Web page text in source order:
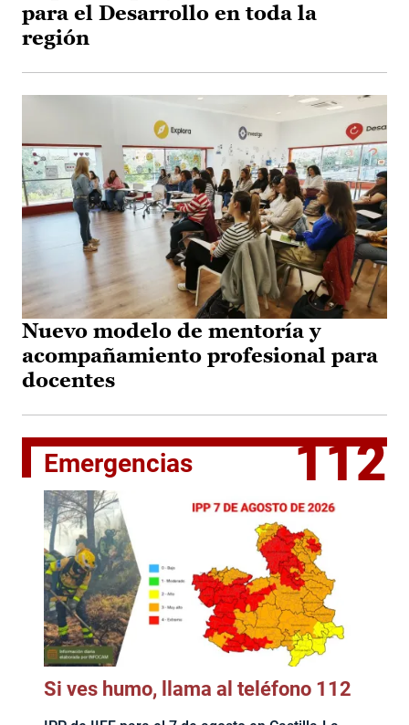
para el Desarrollo en toda la
región
Nuevo modelo de mentoría y
acompañamiento profesional para
docentes
Emergencias 112
Si ves humo, llama al teléfono 112